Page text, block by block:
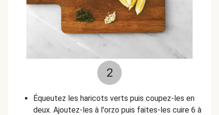
2
Équeutez les haricots verts puis coupez-les en
deux. Ajoutez-les à l'orzo puis faites-les cuire 6 à